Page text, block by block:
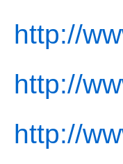
http://
http://
http://